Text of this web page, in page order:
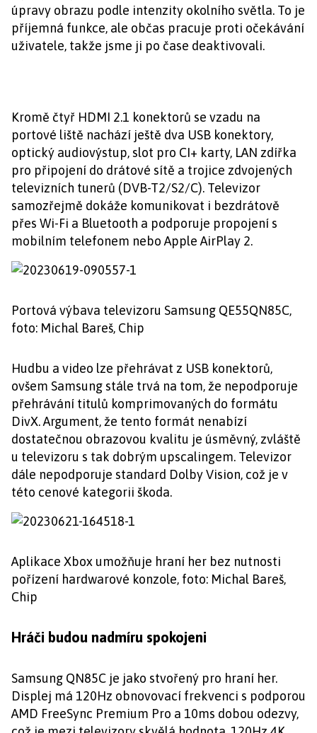
úpravy obrazu podle intenzity okolního světla. To je
příjemná funkce, ale občas pracuje proti očekávání
uživatele, takže jsme ji po čase deaktivovali.
Kromě čtyř HDMI 2.1 konektorů se vzadu na
portové liště nachází ještě dva USB konektory,
optický audiovýstup, slot pro CI+ karty, LAN zdířka
pro připojení do drátové sítě a trojice zdvojených
televizních tunerů (DVB-T2/S2/C). Televizor
samozřejmě dokáže komunikovat i bezdrátově
přes Wi-Fi a Bluetooth a podporuje propojení s
mobilním telefonem nebo Apple AirPlay 2.
Portová výbava televizoru Samsung QE55QN85C,
foto: Michal Bareš, Chip
Hudbu a video lze přehrávat z USB konektorů,
ovšem Samsung stále trvá na tom, že nepodporuje
přehrávání titulů komprimovaných do formátu
DivX. Argument, že tento formát nenabízí
dostatečnou obrazovou kvalitu je úsměvný, zvláště
u televizoru s tak dobrým upscalingem. Televizor
dále nepodporuje standard Dolby Vision, což je v
této cenové kategorii škoda.
Aplikace Xbox umožňuje hraní her bez nutnosti
pořízení hardwarové konzole, foto: Michal Bareš,
Chip
Hráči budou nadmíru spokojeni
Samsung QN85C je jako stvořený pro hraní her.
Displej má 120Hz obnovovací frekvenci s podporou
AMD FreeSync Premium Pro a 10ms dobou odezvy,